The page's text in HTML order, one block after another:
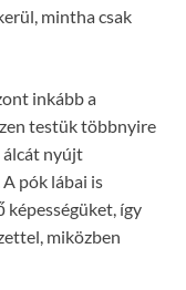
mintha csak
inkább a
testük többnyire
álcát nyújt
pók lábai is
így
miközben